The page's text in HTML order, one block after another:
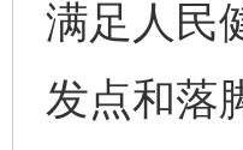
满足人民
发点和落